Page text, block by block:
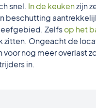
snel. In de keukenzijn
beschutting
Zelfsop het
zitten. Ongeacht de
nog meer overlast
in.